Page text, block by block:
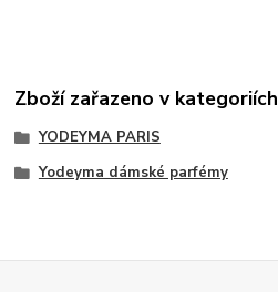
Zboží zařazeno v kategoriích
YODEYMA PARIS
Yodeyma dámské parfémy